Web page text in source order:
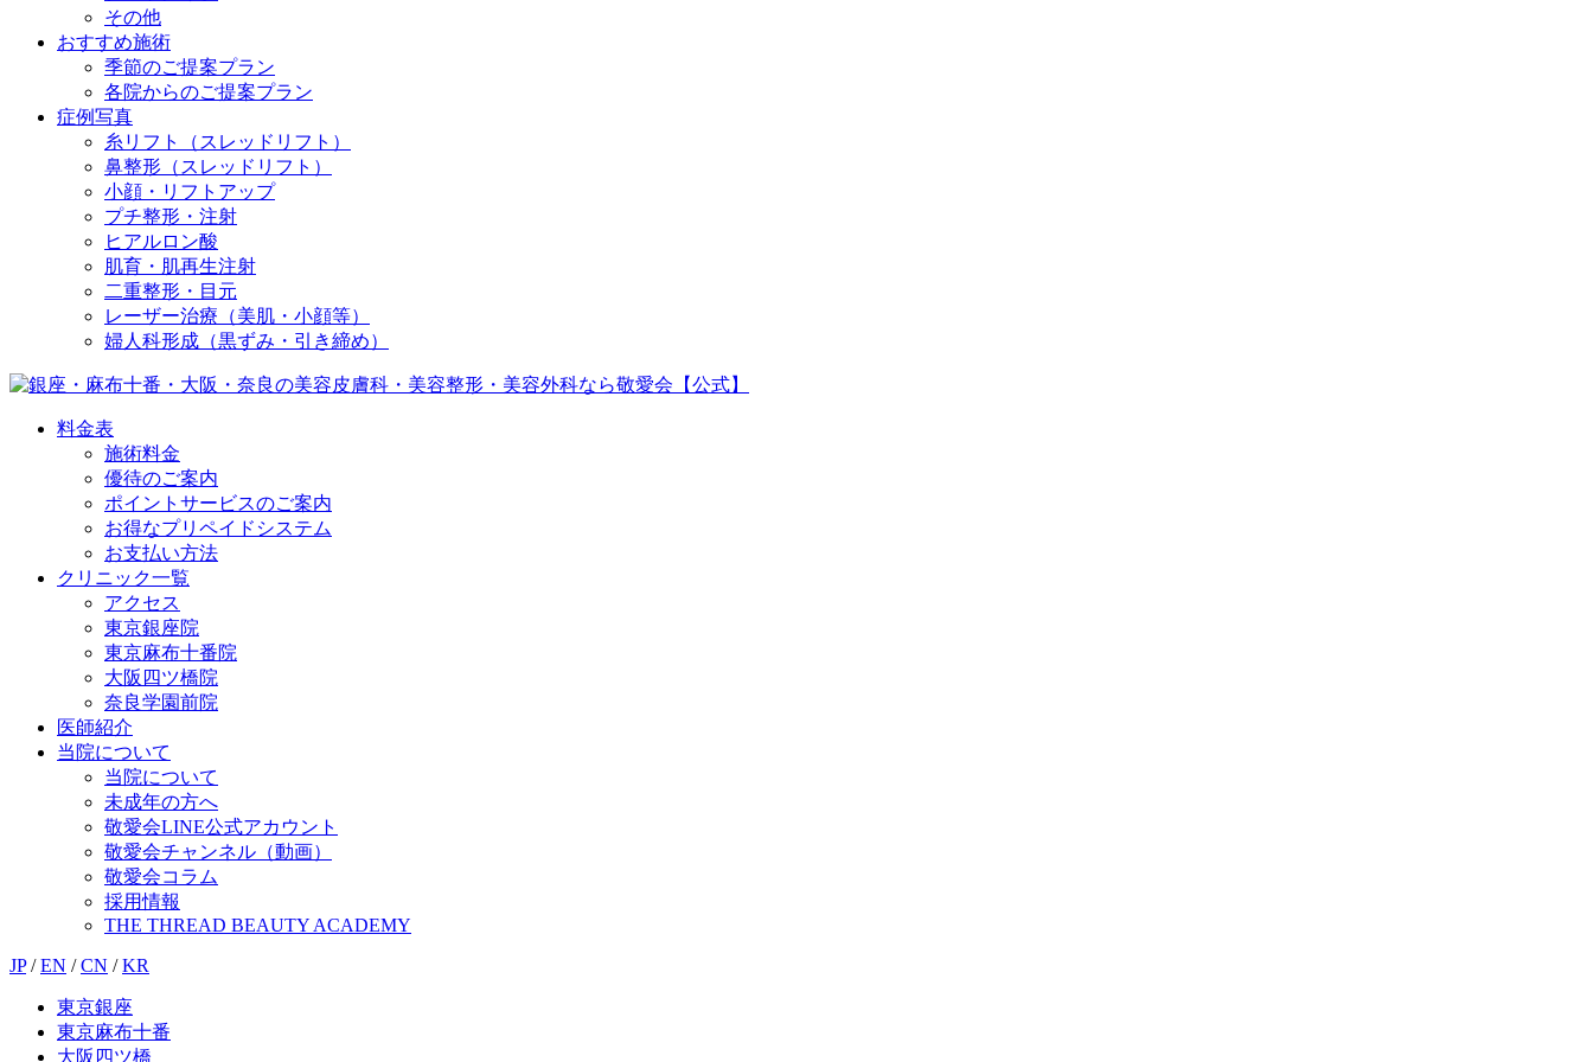
その他
おすすめ施術
季節のご提案プラン
各院からのご提案プラン
症例写真
糸リフト（スレッドリフト）
鼻整形（スレッドリフト）
小顔・リフトアップ
プチ整形・注射
ヒアルロン酸
肌育・肌再生注射
二重整形・目元
レーザー治療（美肌・小顔等）
婦人科形成（黒ずみ・引き締め）
料金表
施術料金
優待のご案内
ポイントサービスのご案内
お得なプリペイドシステム
お支払い方法
クリニック一覧
アクセス
東京銀座院
東京麻布十番院
大阪四ツ橋院
奈良学園前院
医師紹介
当院について
当院について
未成年の方へ
敬愛会LINE公式アカウント
敬愛会チャンネル（動画）
敬愛会コラム
採用情報
THE THREAD BEAUTY ACADEMY
JP / EN / CN / KR
東京銀座
東京麻布十番
大阪四ツ橋